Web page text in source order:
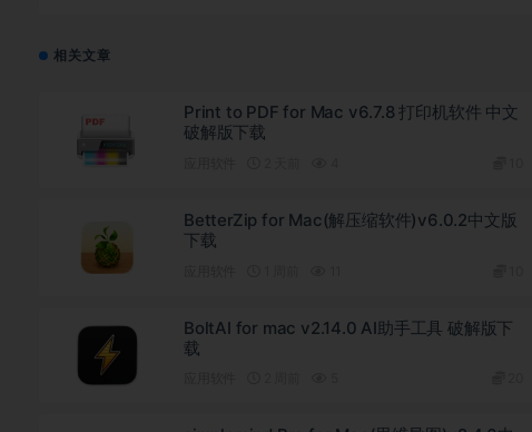
相关文章
Print to PDF for Mac v6.7.8 打印机软件 中文
破解版下载
BetterZip for Mac(解压缩软件)v6.0.2中文版
下载
BoltAI for mac v2.14.0 AI助手工具 破解版下
载